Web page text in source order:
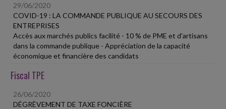
29/06/2020
COVID-19 : LA COMMANDE PUBLIQUE AU SECOURS DES
ENTREPRISES
Accès aux marchés publics facilité - 10 % de PME et d'artisans
dans la commande publique - Appréciation de la capacité
économique et financière des candidats
Fiscal TPE
26/06/2020
DÉGRÈVEMENT DE TAXE FONCIÈRE